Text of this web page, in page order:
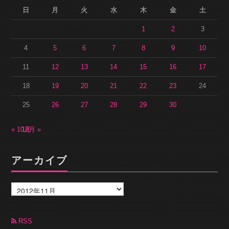
日
月 火 水 木 金 土
1 2 3
4 5 6 7 8 9 10
11 12 13 14 15 16 17
18 19 20 21 22 23 24
25 26 27 28 29 30
« 10月12月 »
アーカイブ
ー
カ
ブ RSS